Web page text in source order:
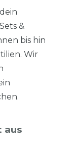
&
bis hin
Wir
aus